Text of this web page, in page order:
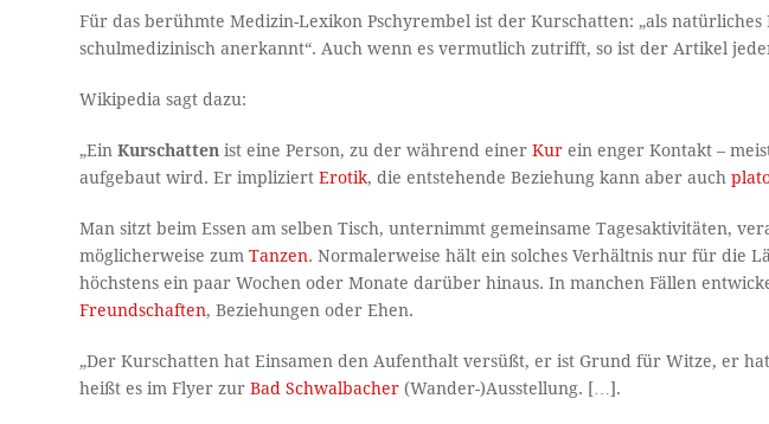
Für das berühmte Medizin-Lexikon Pschyrembel ist der Kurschatten: „als
schulmedizinisch anerkannt“. Auch wenn es vermutlich zutrifft, so ist der Artikel
Wikipedia sagt dazu:
„EinKurschatten ist eine Person, zu der während einerKur ein enger Kontakt –
aufgebaut wird. Er impliziertErotik, die entstehende Beziehung kann aber auch
Man sitzt beim Essen am selben Tisch, unternimmt gemeinsame Tagesaktivitäten,
möglicherweise zumTanzen. Normalerweise hält ein solches Verhältnis nur für die
höchstens ein paar Wochen oder Monate darüber hinaus. In manchen Fällen
Freundschaften, Beziehungen oder Ehen.
„Der Kurschatten hat Einsamen den Aufenthalt versüßt, er ist Grund für Witze, er
heißt es im Flyer zurBad Schwalbacher (Wander-)Ausstellung. […].